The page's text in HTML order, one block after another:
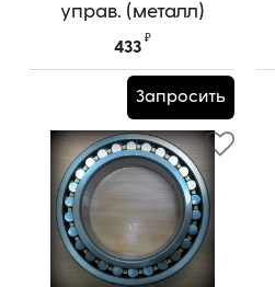
управ. (металл)
СФ-65 (12 шт.) 161815
433
₽
Запросить